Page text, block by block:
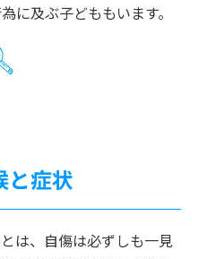
に及ぶ子どももいます。
と症状
は、自傷は必ずしも一見